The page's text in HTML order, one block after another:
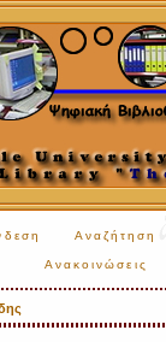
Αναζήτηση
Ανακοινώσεις